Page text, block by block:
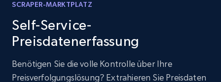
SCRAPER-MARKTPLATZ
Self-Service-
Preisdatenerfassung
Benötigen Sie die volle Kontrolle über Ihre
Preisverfolgungslösung? Extrahieren Sie Preisdaten